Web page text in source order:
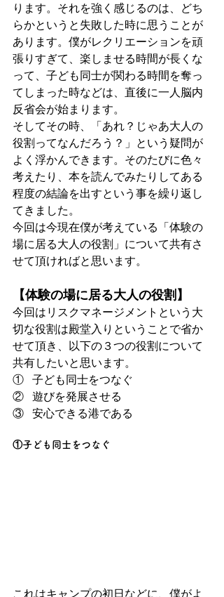
ります。それを強く感じるのは、どち
らかというと失敗した時に思うことが
あります。僕がレクリエーションを頑
張りすぎて、楽しませる時間が長くな
って、子ども同士が関わる時間を奪っ
てしまった時などは、直後に一人脳内
反省会が始まります。
そしてその時、「あれ？じゃあ大人の
役割ってなんだろう？」という疑問が
よく浮かんできます。そのたびに色々
考えたり、本を読んでみたりしてある
程度の結論を出すという事を繰り返し
てきました。
今回は今現在僕が考えている「体験の
場に居る大人の役割」について共有さ
せて頂ければと思います。
【体験の場に居る大人の役割】
今回はリスクマネージメントという大
切な役割は殿堂入りということで省か
せて頂き、以下の３つの役割について
共有したいと思います。
①    子ども同士をつなぐ
②    遊びを発展させる
③    安心できる港である
①子ども同士をつなぐ
これはキャンプの初日などに、僕がよ